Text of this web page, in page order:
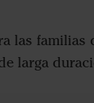
las familias
larga